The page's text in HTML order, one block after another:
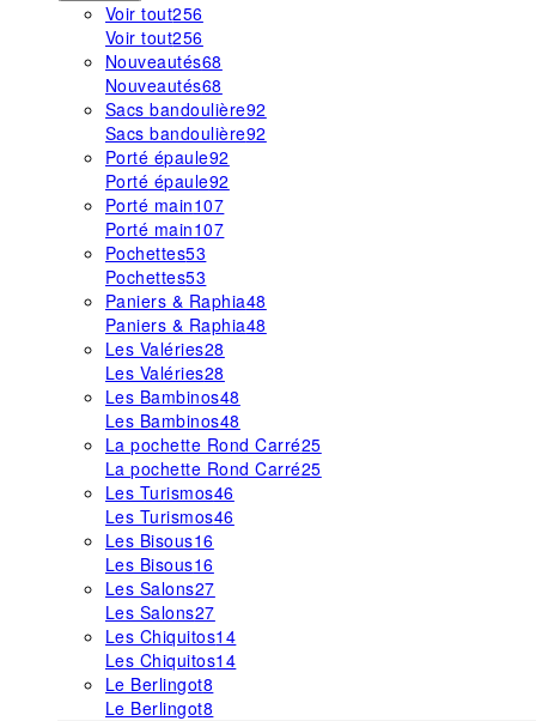
Voir tout256
Voir tout256
Nouveautés68
Nouveautés68
Sacs bandoulière92
Sacs bandoulière92
Porté épaule92
Porté épaule92
Porté main107
Porté main107
Pochettes53
Pochettes53
Paniers & Raphia48
Paniers & Raphia48
Les Valéries28
Les Valéries28
Les Bambinos48
Les Bambinos48
La pochette Rond Carré25
La pochette Rond Carré25
Les Turismos46
Les Turismos46
Les Bisous16
Les Bisous16
Les Salons27
Les Salons27
Les Chiquitos14
Les Chiquitos14
Le Berlingot8
Le Berlingot8